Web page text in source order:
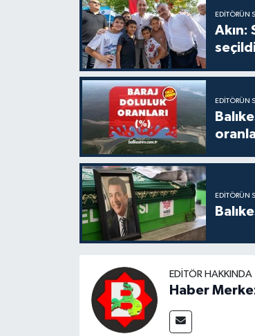
EDITÖRÜN
Akın:
EDITÖRÜN
EDITÖRÜN
EDITÖR HAKKINDA
Haber